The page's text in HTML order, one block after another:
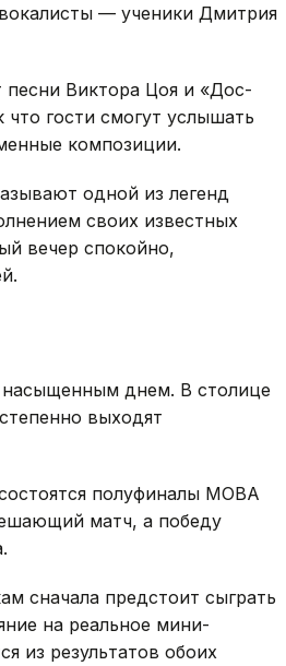
— ученики Дмитрия
песни Виктора Цоя и «Дос-
гости смогут услышать
композиции.
одной из легенд
своих известных
вечер спокойно,
насыщенным днем. В столице
выходят
полуфиналы MOBA
матч, а победу
сначала предстоит сыграть
на реальное мини-
из результатов обоих